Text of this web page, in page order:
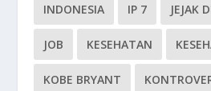
INDONESIA IP 7 JEJAK
JOB KESEHATAN
KOBE BRYANT